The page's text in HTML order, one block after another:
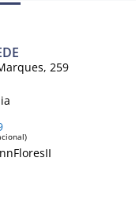
259